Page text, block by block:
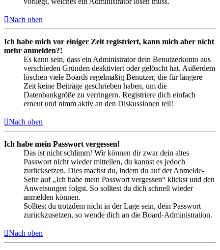
Nach oben
Ich habe mich vor einiger Zeit registriert, kann mich aber nicht
mehr anmelden?!
Es kann sein, dass ein Administrator dein Benutzerkonto aus
verschieden Gründen deaktiviert oder gelöscht hat. Außerdem
löschen viele Boards regelmäßig Benutzer, die für längere
Zeit keine Beiträge geschrieben haben, um die
Datenbankgröße zu verringern. Registriere dich einfach
erneut und nimm aktiv an den Diskussionen teil!
Nach oben
Ich habe mein Passwort vergessen!
Das ist nicht schlimm! Wir können dir zwar dein altes
Passwort nicht wieder mitteilen, du kannst es jedoch
zurücksetzen. Dies machst du, indem du auf der Anmelde-
Seite auf „Ich habe mein Passwort vergessen“ klickst und den
Anweisungen folgst. So solltest du dich schnell wieder
anmelden können.
Solltest du trotzdem nicht in der Lage sein, dein Passwort
zurückzusetzen, so wende dich an die Board-Administration.
Nach oben